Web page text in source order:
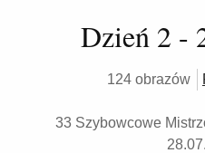
Dzień 2 -
124 obrazów
33 Szybowcowe